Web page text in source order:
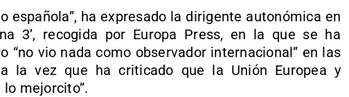
española”, ha expresado la dirigente autonómica en
3’, recogida por Europa Press, en la que se ha
“no vio nada como observador internacional” en las
a la vez que ha criticado que la Unión Europea y
lo mejorcito”.